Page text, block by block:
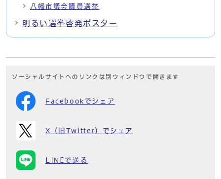
八幡市議会議員選挙
明るい選挙啓発ポスター
ソーシャルサイトへのリンクは別ウィンドウで開きます
Facebookでシェア
X（旧Twitter）でシェア
LINEで送る